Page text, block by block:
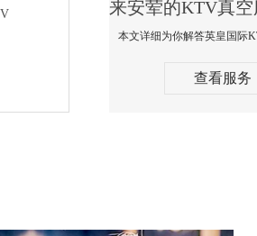
查看服务